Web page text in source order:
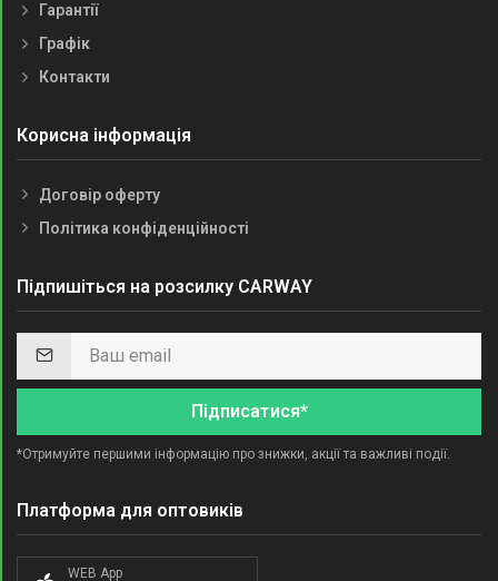
Гарантії
Графік
Контакти
Корисна інформація
Договір оферту
Політика конфіденційності
Підпишіться на розсилку CARWAY
Підписатися*
*Отримуйте першими інформацію про знижки, акції та важливі події.
Платформа для оптовиків
WEB App